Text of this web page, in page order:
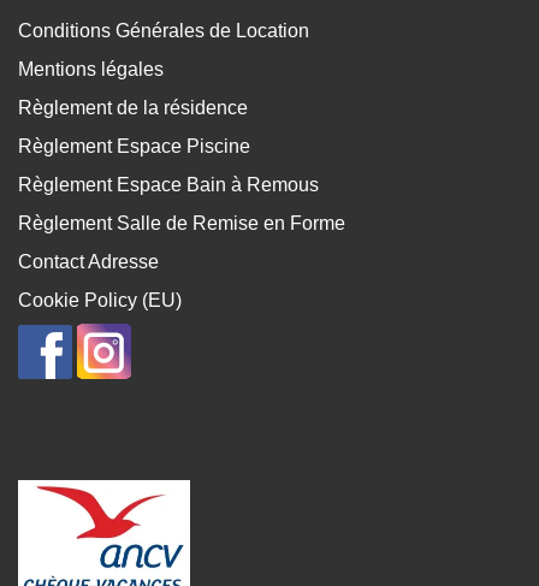
Conditions Générales de Location
Mentions légales
Règlement de la résidence
Règlement Espace Piscine
Règlement Espace Bain à Remous
Règlement Salle de Remise en Forme
Contact Adresse
Cookie Policy (EU)